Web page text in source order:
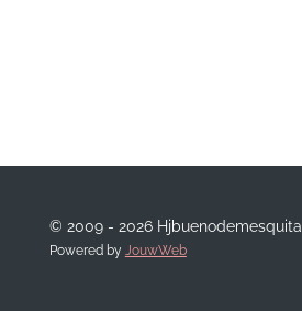
© 2009 - 2026 Hjbuenodemesquita
Powered by JouwWeb